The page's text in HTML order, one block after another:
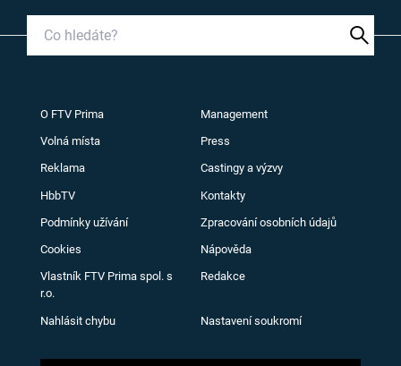
O FTV Prima Management
Volná místa Press
Reklama Castingy a výzvy
HbbTV Kontakty
Podmínky užívání Zpracování osobních údajů
Cookies Nápověda
Vlastník FTV Prima spol. s
r.o.
Redakce
Nahlásit chybu Nastavení soukromí